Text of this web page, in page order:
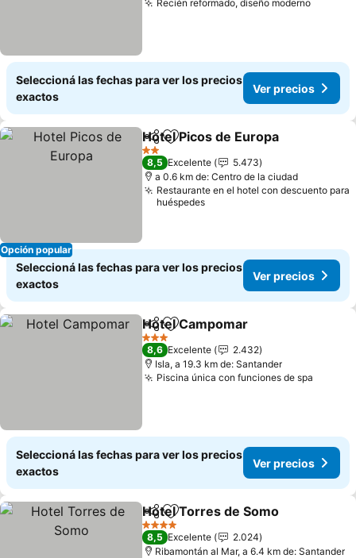
Recién reformado, diseño modernoVer
Seleccioná las fechas para ver los precios
exactos
Ver precios
Opción popular
CompartirAñadir a favoritos
Hotel Picos de Europa
2 Estrellas
8,5 Excelente
5.473
a 0.6 km de: Centro de la ciudad
Restaurante en el hotel con descuento para
huéspedes
Seleccioná las fechas para ver los precios
exactos
Ver precios
CompartirAñadir a favoritos
Hotel Campomar
3 Estrellas
8,6 Excelente
2.432
Isla, a 19.3 km de: Santander
Piscina única con funciones de spa
Seleccioná las fechas para ver los precios
exactos
Ver precios
CompartirAñadir a favoritos
Hotel Torres de Somo
4 Estrellas
8,5 Excelente
2.024
Ribamontán al Mar, a 6.4 km de: Santander